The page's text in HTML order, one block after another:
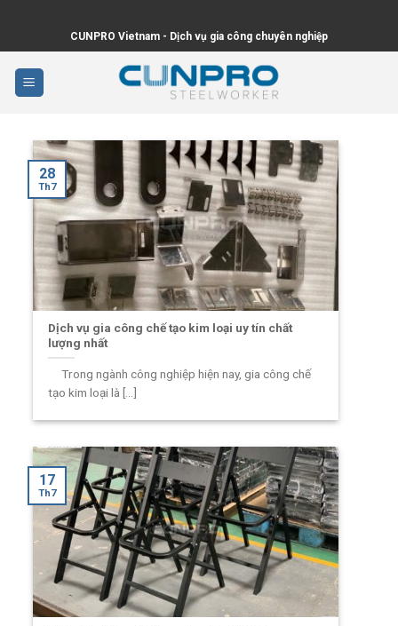
content
CUNPRO Vietnam - Dịch vụ gia công chuyên nghiệp
Dịch vụ gia công chế tạo kim loại uy tín chất
lượng nhất
Trong ngành công nghiệp hiện nay, gia công chế
tạo kim loại là [...]
28
Th7
17
Th7